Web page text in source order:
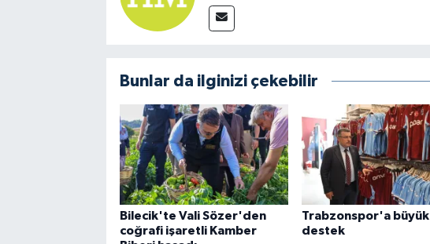
Bunlar da ilginizi çekebilir
Bilecik'te Vali Sözer'den
coğrafi işaretli Kamber
Trabzonspor'a büyük
destek